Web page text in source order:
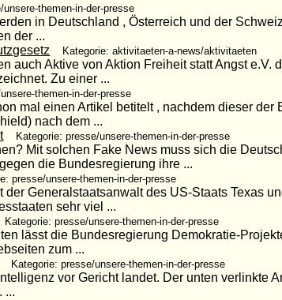
unsere-themen-in-der-presse
in Deutschland , Österreich und der
der ...
Kategorie: aktivitaeten-a-news/aktivitaeten
auch Aktive von Aktion Freiheit statt Angst e.V.
Zu einer ...
themen-in-der-presse
mal einen Artikel betitelt , nachdem dieser der
nach dem ...
Kategorie: presse/unsere-themen-in-der-presse
Mit solchen Fake News muss sich die
die Bundesregierung ihre ...
presse/unsere-themen-in-der-presse
Generalstaatsanwalt des US-Staats Texas
sehr viel ...
Kategorie: presse/unsere-themen-in-der-presse
lässt die Bundesregierung Demokratie-
zum ...
Kategorie: presse/unsere-themen-in-der-presse
vor Gericht landet. Der unten verlinkte
...